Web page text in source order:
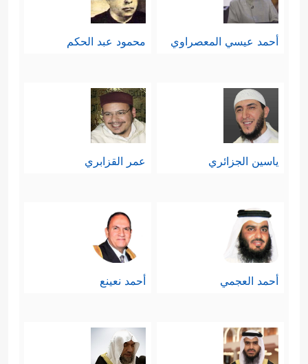
أحمد عيسي المعصراوي محمود عبد الحكم
ياسين الجزائري عمر القزابري
أحمد العجمي أحمد نعينع